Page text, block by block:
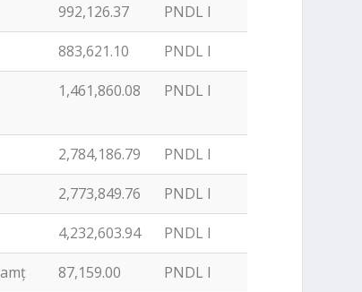
992,126.37
PNDL I
883,621.10
PNDL I
1,461,860.08 PNDL I
2,784,186.79
PNDL I
2,773,849.76
PNDL I
4,232,603.94
PNDL I
87,159.00
PNDL I